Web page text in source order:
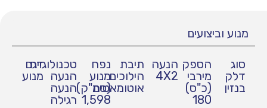
מנוע וביצועים
סוג
דלק
בנזין
הספק
מירבי
(כ"ס)
180
הנעה
4X2
תיבת
הילוכים
אוטומאטית
נפח
מנוע
(סמ"ק)
1,598
טכנולוגיית
הנעה
הנעה
רגילה
דגם
מנוע